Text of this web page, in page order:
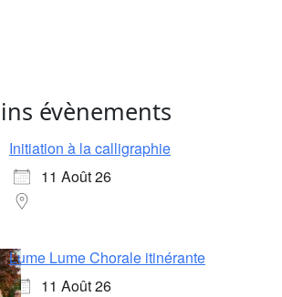
évènements
Initiation à la calligraphie
11 Août 26
Lume Lume Chorale itinérante
11 Août 26